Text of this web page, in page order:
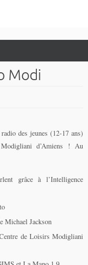
Modi
des jeunes (12-17 ans)
d’Amiens ! Au
grâce à l’Intelligence
Michael Jackson
de Loisirs Modigliani